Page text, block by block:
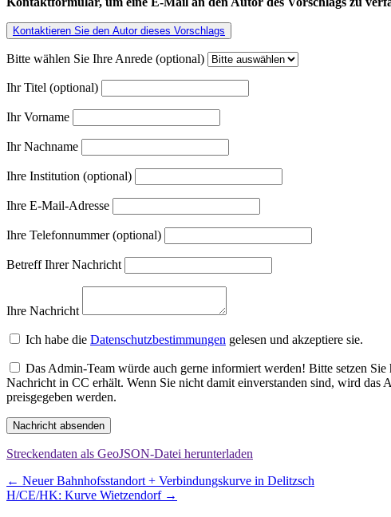
Kontaktieren Sie den Autor dieses Vorschlags
Bitte wählen Sie Ihre Anrede (optional)
Ihr Titel (optional)
Ihr Vorname
Ihr Nachname
Ihre Institution (optional)
Ihre E-Mail-Adresse
Ihre Telefonnummer (optional)
Betreff Ihrer Nachricht
Ihre Nachricht
Ich habe die Datenschutzbestimmungen gelesen und akzeptiere sie.
Das Admin-Team würde auch gerne informiert werden! Bitte setzen
Nachricht in CC erhält. Wenn Sie nicht damit einverstanden sind, wird
preisgegeben werden.
Nachricht absenden
Streckendaten als GeoJSON-Datei herunterladen
Beitragsnavigation
← Neuer Bahnhofsstandort + Verbindungskurve in Delitzsch
H/CE/HK: Kurve Wietzendorf →